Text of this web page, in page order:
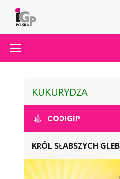
KUKURYDZA
CODIGIP
KRÓL SŁABSZYCH GLEB